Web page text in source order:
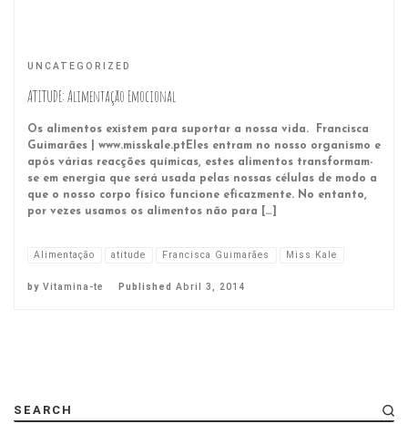
UNCATEGORIZED
ATITUDE: Alimentação Emocional
Os alimentos existem para suportar a nossa vida. Francisca
Guimarães | www.misskale.ptEles entram no nosso organismo e
após várias reacções químicas, estes alimentos transformam-
se em energia que será usada pelas nossas células de modo a
que o nosso corpo físico funcione eficazmente. No entanto,
por vezes usamos os alimentos não para […]
Alimentação atitude Francisca Guimarães Miss Kale
by Vitamina-te Published Abril 3, 2014
SEARCH